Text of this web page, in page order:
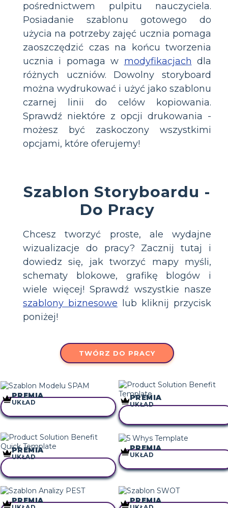
pośrednictwem pulpitu nauczyciela.
Posiadanie szablonu gotowego do
użycia na potrzeby zajęć ucznia pomaga
zaoszczędzić czas na końcu tworzenia
ucznia i pomaga w modyfikacjach dla
różnych uczniów. Dowolny storyboard
można wydrukować i użyć jako szablonu
czarnej linii do celów kopiowania.
Sprawdź niektóre z opcji drukowania -
możesz być zaskoczony wszystkimi
opcjami, które oferujemy!
Szablon Storyboardu -
Do Pracy
Chcesz tworzyć proste, ale wydajne
wizualizacje do pracy? Zacznij tutaj i
dowiedz się, jak tworzyć mapy myśli,
schematy blokowe, grafikę blogów i
wiele więcej! Sprawdź wszystkie nasze
szablony biznesowe lub kliknij przycisk
poniżej!
TWÓRZ DO PRACY
SKOPIUJ TEN SCENARIUSZ
PREMIA
UKŁAD
PREMIA
UKŁAD
PREMIA
UKŁAD SKOPIUJ TEN SCENARIUSZ
PREMIA
UKŁAD
PREMIA PREMIA